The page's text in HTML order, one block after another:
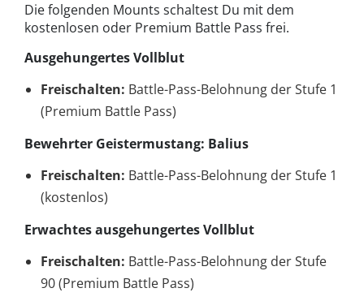
Die folgenden Mounts schaltest Du mit dem
kostenlosen oder Premium Battle Pass frei.
Ausgehungertes Vollblut
Freischalten: Battle-Pass-Belohnung der Stufe 1
(Premium Battle Pass)
Bewehrter Geistermustang: Balius
Freischalten: Battle-Pass-Belohnung der Stufe 1
(kostenlos)
Erwachtes ausgehungertes Vollblut
Freischalten: Battle-Pass-Belohnung der Stufe
90 (Premium Battle Pass)